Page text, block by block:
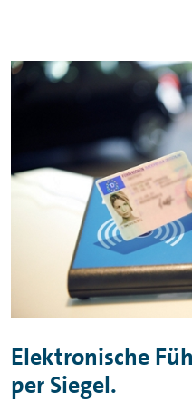
Elektronische
per Siegel.